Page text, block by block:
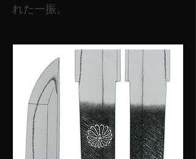
れた一振。